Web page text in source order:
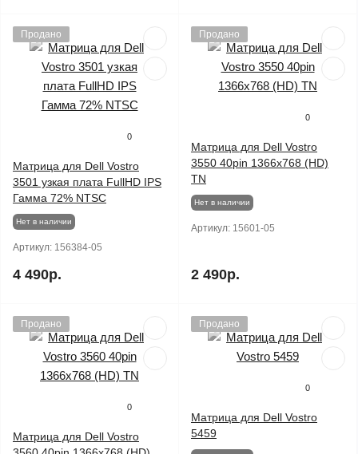
Продано
0
Матрица для Dell Vostro
3501 узкая плата FullHD IPS
Гамма 72% NTSC
Нет в наличии
Артикул: 156384-05
4 490р.
Продано
0
Матрица для Dell Vostro
3550 40pin 1366x768 (HD)
TN
Нет в наличии
Артикул: 15601-05
2 490р.
Продано
0
Матрица для Dell Vostro
Продано
0
Матрица для Dell Vostro
5459